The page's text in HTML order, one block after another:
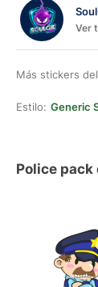
Ver
Más stickers
Estilo: Generic
Police